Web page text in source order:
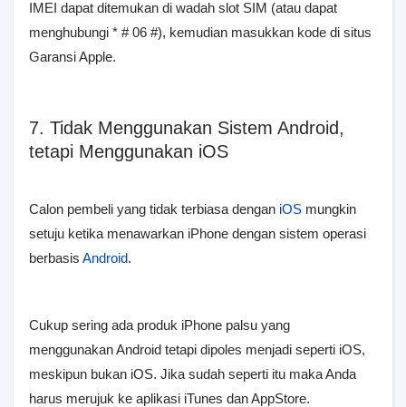
IMEI dapat ditemukan di wadah slot SIM (atau dapat
menghubungi * # 06 #), kemudian masukkan kode di situs
Garansi Apple.
7. Tidak Menggunakan Sistem Android,
tetapi Menggunakan iOS
Calon pembeli yang tidak terbiasa dengan iOS mungkin
setuju ketika menawarkan iPhone dengan sistem operasi
berbasis Android.
Cukup sering ada produk iPhone palsu yang
menggunakan Android tetapi dipoles menjadi seperti iOS,
meskipun bukan iOS. Jika sudah seperti itu maka Anda
harus merujuk ke aplikasi iTunes dan AppStore.